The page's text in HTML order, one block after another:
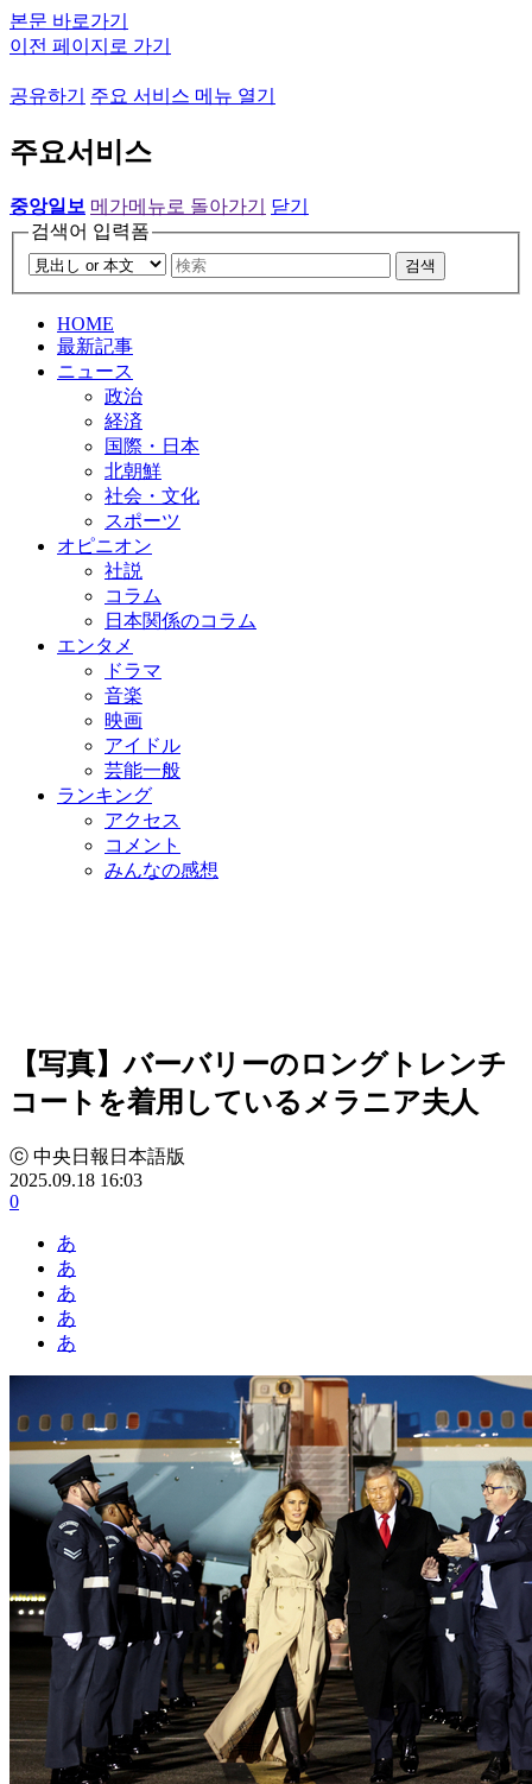
본문 바로가기
이전 페이지로 가기
공유하기 주요 서비스 메뉴 열기
주요서비스
중앙일보 메가메뉴로 돌아가기
닫기
검색어 입력폼
검색
HOME
最新記事
ニュース
政治
経済
国際・日本
北朝鮮
社会・文化
スポーツ
オピニオン
社説
コラム
日本関係のコラム
エンタメ
ドラマ
音楽
映画
アイドル
芸能一般
ランキング
アクセス
コメント
みんなの感想
【写真】バーバリーのロングトレンチ
コートを着用しているメラニア夫人
ⓒ 中央日報日本語版
2025.09.18 16:03
0
あ
あ
あ
あ
あ